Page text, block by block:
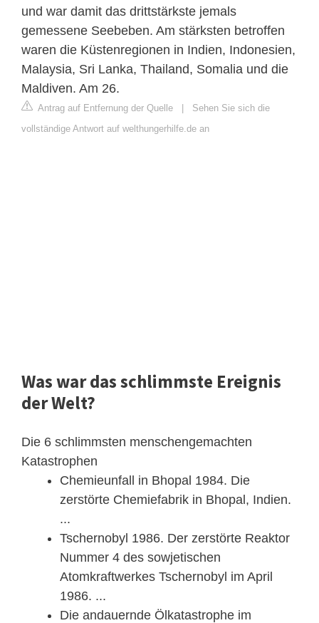
und war damit das drittstärkste jemals
gemessene Seebeben. Am stärksten betroffen
waren die Küstenregionen in Indien, Indonesien,
Malaysia, Sri Lanka, Thailand, Somalia und die
Maldiven. Am 26.
Antrag auf Entfernung der Quelle | Sehen Sie sich die
vollständige Antwort auf welthungerhilfe.de an
Was war das schlimmste Ereignis
der Welt?
Die 6 schlimmsten menschengemachten
Katastrophen
Chemieunfall in Bhopal 1984. Die
zerstörte Chemiefabrik in Bhopal, Indien.
...
Tschernobyl 1986. Der zerstörte Reaktor
Nummer 4 des sowjetischen
Atomkraftwerkes Tschernobyl im April
1986. ...
Die andauernde Ölkatastrophe im